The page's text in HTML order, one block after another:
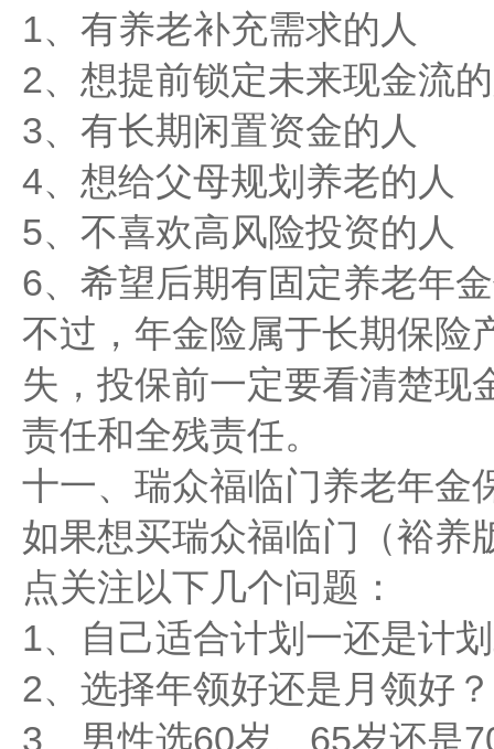
1、有养老补充需求的人
2、想提前锁定未来现金流
3、有长期闲置资金的人
4、想给父母规划养老的人
5、不喜欢高风险投资的人
6、希望后期有固定养老年
不过，年金险属于长期保险
失，投保前一定要看清楚现
责任和全残责任。
十一、瑞众福临门养老年金
如果想买瑞众福临门（裕养
点关注以下几个问题：
1、自己适合计划一还是计
2、选择年领好还是月领好？
3、男性选60岁、65岁还是